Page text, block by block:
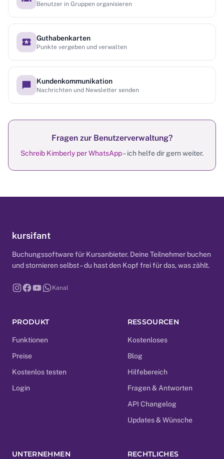
Benutzer in Gruppen organisieren
Guthabenkarten
Punkte vergeben und verwalten
Kundenkommunikation
Nachrichten und Newsletter senden
Fragen zur Benutzerverwaltung?
Schreib Kimberly per WhatsApp– ich helfe dir gern weiter.
kursifant
Buchungssoftware für Kursanbieter. Deine Teilnehmer buchen
und stornieren selbst – du hast den Kopf frei für das, was zählt.
Kanal
PRODUKT
Funktionen
Preise
Kostenlos testen
Login
RESSOURCEN
Kostenloses
Blog
Hilfebereich
Fragen & Antworten
API Changelog
Updates & Wünsche
UNTERNEHMEN RECHTLICHES